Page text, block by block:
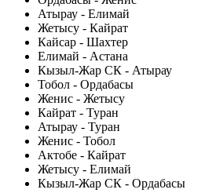
Атырау - Елимай
Жетысу - Кайрат
Кайсар - Шахтер
Елимай - Астана
Кызыл-Жар СК - Атырау
Тобол - Ордабасы
Женис - Жетысу
Кайрат - Туран
Атырау - Туран
Женис - Тобол
Актобе - Кайрат
Жетысу - Елимай
Кызыл-Жар СК - Ордабасы